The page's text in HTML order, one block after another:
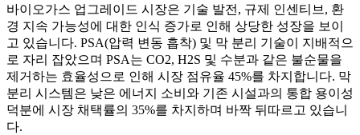
바이오가스 업그레이드 시장은 기술 발전, 규제 인센티브, 환
경 지속 가능성에 대한 인식 증가로 인해 상당한 성장을 보이
고 있습니다. PSA(압력 변동 흡착) 및 막 분리 기술이 지배적으
로 자리 잡았으며 PSA는 CO2, H2S 및 수분과 같은 불순물을
제거하는 효율성으로 인해 시장 점유율 45%를 차지합니다. 막
분리 시스템은 낮은 에너지 소비와 기존 시설과의 통합 용이성
덕분에 시장 채택률의 35%를 차지하며 바짝 뒤따르고 있습니
다.